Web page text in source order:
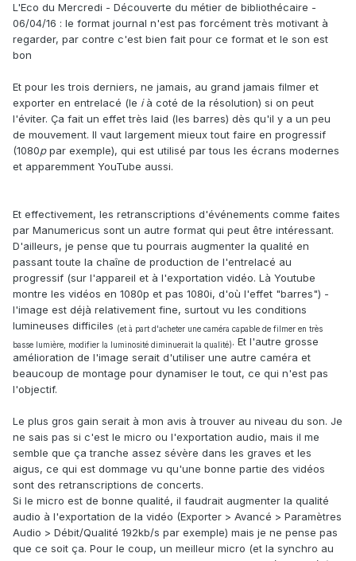
L'Eco du Mercredi - Découverte du métier de bibliothécaire -
06/04/16 : le format journal n'est pas forcément très motivant à
regarder, par contre c'est bien fait pour ce format et le son est
bon
Et pour les trois derniers, ne jamais, au grand jamais filmer et
exporter en entrelacé (le ià coté de la résolution) si on peut
l'éviter. Ça fait un effet très laid (les barres) dès qu'il y a un peu
de mouvement. Il vaut largement mieux tout faire en progressif
(1080ppar exemple), qui est utilisé par tous les écrans modernes
et apparemment YouTube aussi.
Et effectivement, les retranscriptions d'événements comme faites
par Manumericus sont un autre format qui peut être intéressant.
D'ailleurs, je pense que tu pourrais augmenter la qualité en
passant toute la chaîne de production de l'entrelacé au
progressif (sur l'appareil et à l'exportation vidéo. Là Youtube
montre les vidéos en 1080p et pas 1080i, d'où l'effet "barres") -
l'image est déjà relativement fine, surtout vu les conditions
lumineuses difficiles (et à part d'acheter une caméra capable de filmer en très
basse lumière, modifier la luminosité diminuerait la qualité). Et l'autre grosse
amélioration de l'image serait d'utiliser une autre caméra et
beaucoup de montage pour dynamiser le tout, ce qui n'est pas
l'objectif.
Le plus gros gain serait à mon avis à trouver au niveau du son. Je
ne sais pas si c'est le micro ou l'exportation audio, mais il me
semble que ça tranche assez sévère dans les graves et les
aigus, ce qui est dommage vu qu'une bonne partie des vidéos
sont des retranscriptions de concerts.
Si le micro est de bonne qualité, il faudrait augmenter la qualité
audio à l'exportation de la vidéo (Exporter > Avancé > Paramètres
Audio > Débit/Qualité 192kb/s par exemple) mais je ne pense pas
que ce soit ça. Pour le coup, un meilleur micro (et la synchro au